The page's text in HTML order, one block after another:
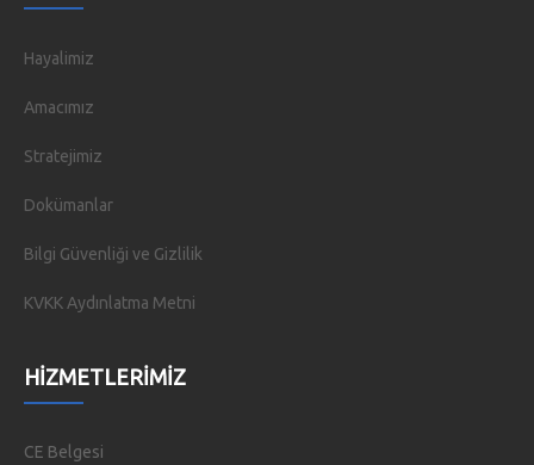
Hayalimiz
Amacımız
Stratejimiz
Dokümanlar
Bilgi Güvenliği ve Gizlilik
KVKK Aydınlatma Metni
HIZMETLERIMIZ
CE Belgesi